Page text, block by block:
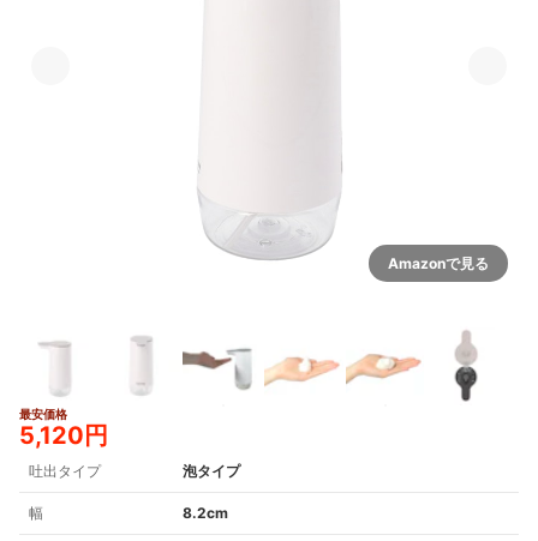
Amazonで見る
最安価格
5,120円
吐出タイプ 泡タイプ
幅 8.2cm